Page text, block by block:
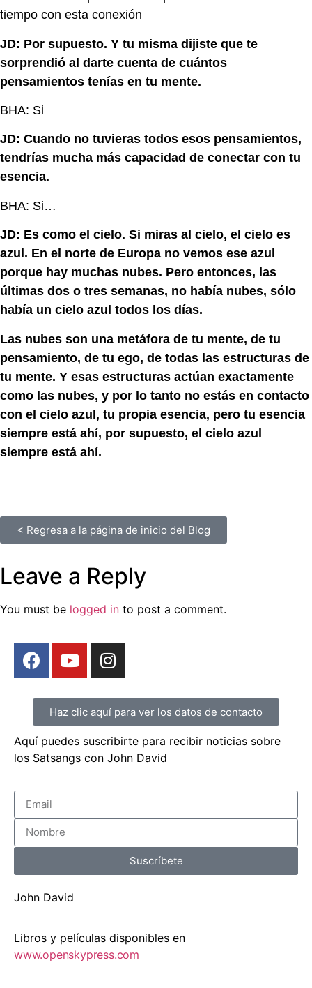
tiempo con esta conexión
JD: Por supuesto. Y tu misma dijiste que te
sorprendió al darte cuenta de cuántos
pensamientos tenías en tu mente.
BHA: Si
JD: Cuando no tuvieras todos esos pensamientos,
tendrías mucha más capacidad de conectar con tu
esencia.
BHA: Si…
JD: Es como el cielo. Si miras al cielo, el cielo es
azul. En el norte de Europa no vemos ese azul
porque hay muchas nubes. Pero entonces, las
últimas dos o tres semanas, no había nubes, sólo
había un cielo azul todos los días.
Las nubes son una metáfora de tu mente, de tu
pensamiento, de tu ego, de todas las estructuras de
tu mente. Y esas estructuras actúan exactamente
como las nubes, y por lo tanto no estás en contacto
con el cielo azul, tu propia esencia, pero tu esencia
siempre está ahí, por supuesto, el cielo azul
siempre está ahí.
< Regresa a la página de inicio del Blog
Leave a Reply
You must be logged in to post a comment.
Haz clic aquí para ver los datos de contacto
Aquí puedes suscribirte para recibir noticias sobre
los Satsangs con John David
Suscríbete
John David
Libros y películas disponibles en
www.openskypress.com